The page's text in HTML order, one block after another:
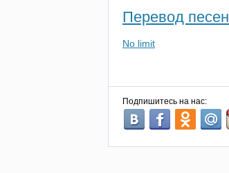
Перевод песен
No limit
Подпишитесь на нас: